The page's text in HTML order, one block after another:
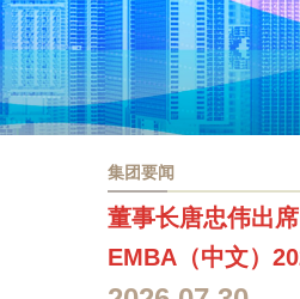
集团要闻
董事长唐忠伟出
EMBA（中文）